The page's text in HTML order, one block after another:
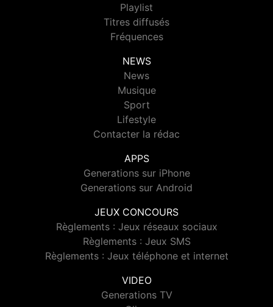
Playlist
Titres diffusés
Fréquences
NEWS
News
Musique
Sport
Lifestyle
Contacter la rédac
APPS
Generations sur iPhone
Generations sur Android
JEUX CONCOURS
Règlements : Jeux réseaux sociaux
Règlements : Jeux SMS
Règlements : Jeux téléphone et internet
VIDEO
Generations TV